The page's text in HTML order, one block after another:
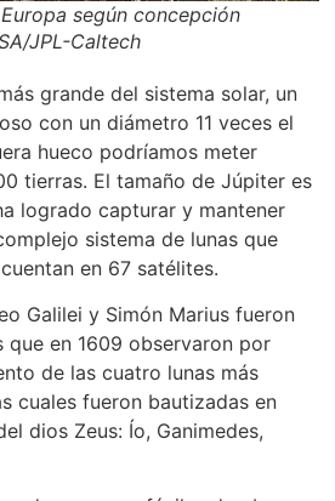
según concepción
JPL-Caltech
grande del sistema solar, un
con un diámetro 11 veces el
hueco podríamos meter
tierras. El tamaño de Júpiter es
logrado capturar y mantener
sistema de lunas que
en 67 satélites.
Galilei y Simón Marius fueron
que en 1609 observaron por
de las cuatro lunas más
cuales fueron bautizadas en
dios Zeus: Ío, Ganimedes,